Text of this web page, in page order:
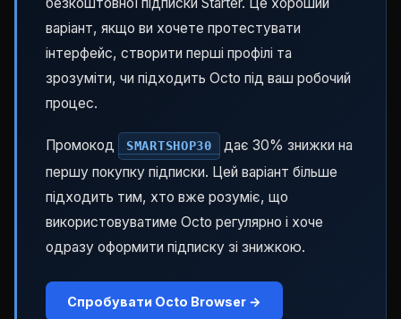
варіант, якщо ви хочете протестувати
інтерфейс, створити перші профілі та
зрозуміти, чи підходить Octo під ваш робочий
процес.
Промокод SMARTSHOP30
дає 30% знижки на
першу покупку підписки. Цей варіант більше
підходить тим, хто вже розуміє, що
використовуватиме Octo регулярно і хоче
одразу оформити підписку зі знижкою.
Спробувати Octo Browser →